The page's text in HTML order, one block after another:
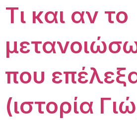
Τι και αν το
που
(ιστορία